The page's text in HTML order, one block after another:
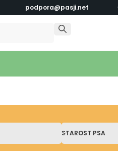
podpora@pasji.net
STAROST PSA